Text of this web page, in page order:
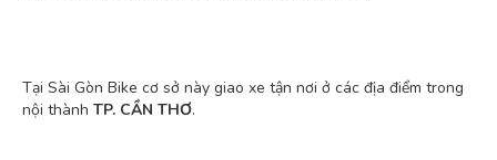
Tại Sài Gòn Bike cơ sở này giao xe tận nơi ở các địa điểm trong
nội thành TP. CẦN THƠ.